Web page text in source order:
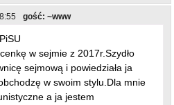
gość: ~www
w sejmie z 2017r.Szydło
sejmową i powiedziała ja
w swoim stylu.Dla mnie
a ja jestem